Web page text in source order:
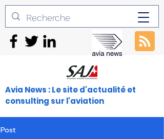
Avia News : Le site d'actualité et
consulting sur l'aviation
Post